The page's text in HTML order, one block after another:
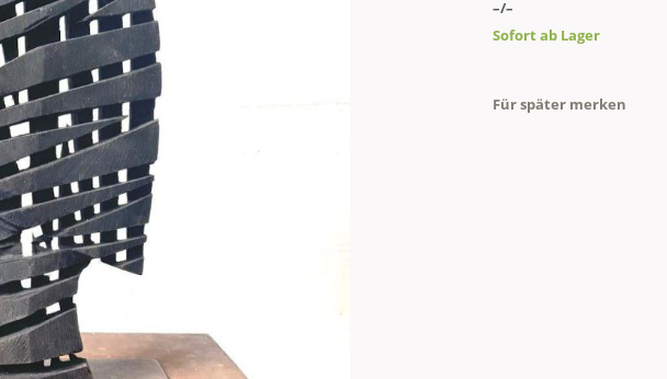
–/–
Sofort ab Lager
Für später merken